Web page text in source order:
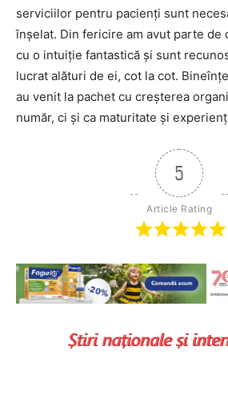
serviciilor pentru pacienţi sunt
înşelat. Din fericire am avut parte de
cu o intuiţie fantastică şi sunt
lucrat alături de ei, cot la cot.
au venit la pachet cu creşterea
număr, ci şi ca maturitate şi
5
Article Rating